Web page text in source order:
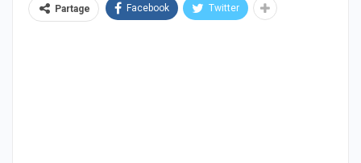
Partage Facebook Twitter